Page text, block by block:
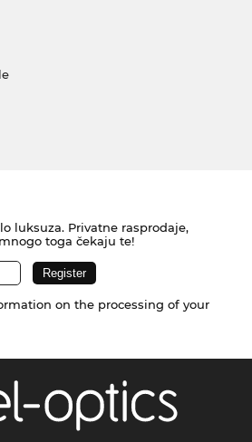
luksuza. Privatne rasprodaje,
toga čekaju te!
on the processing of your